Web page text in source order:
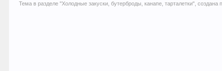
Тема в разделе "Холодные закуски, бутерброды, канапе, тарталетки", создана